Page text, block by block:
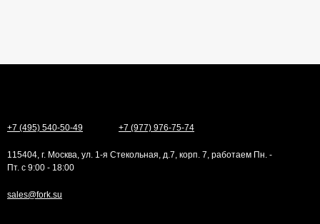
+7 (495) 540-50-49 +7 (977) 976-75-74
115404, г. Москва, ул. 1-я Стекольная, д.7, корп. 7, работаем Пн. -
Пт. с 9:00 - 18:00
sales@fork.su